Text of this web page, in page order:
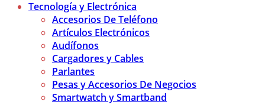
Tecnología y Electrónica
Accesorios De Teléfono
Artículos Electrónicos
Audífonos
Cargadores y Cables
Parlantes
Pesas y Accesorios De Negocios
Smartwatch y Smartband